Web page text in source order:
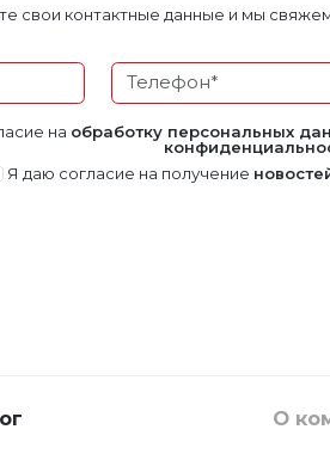
свои контактные данные и мы
на обработку персональных
Я даю согласие на получение
О